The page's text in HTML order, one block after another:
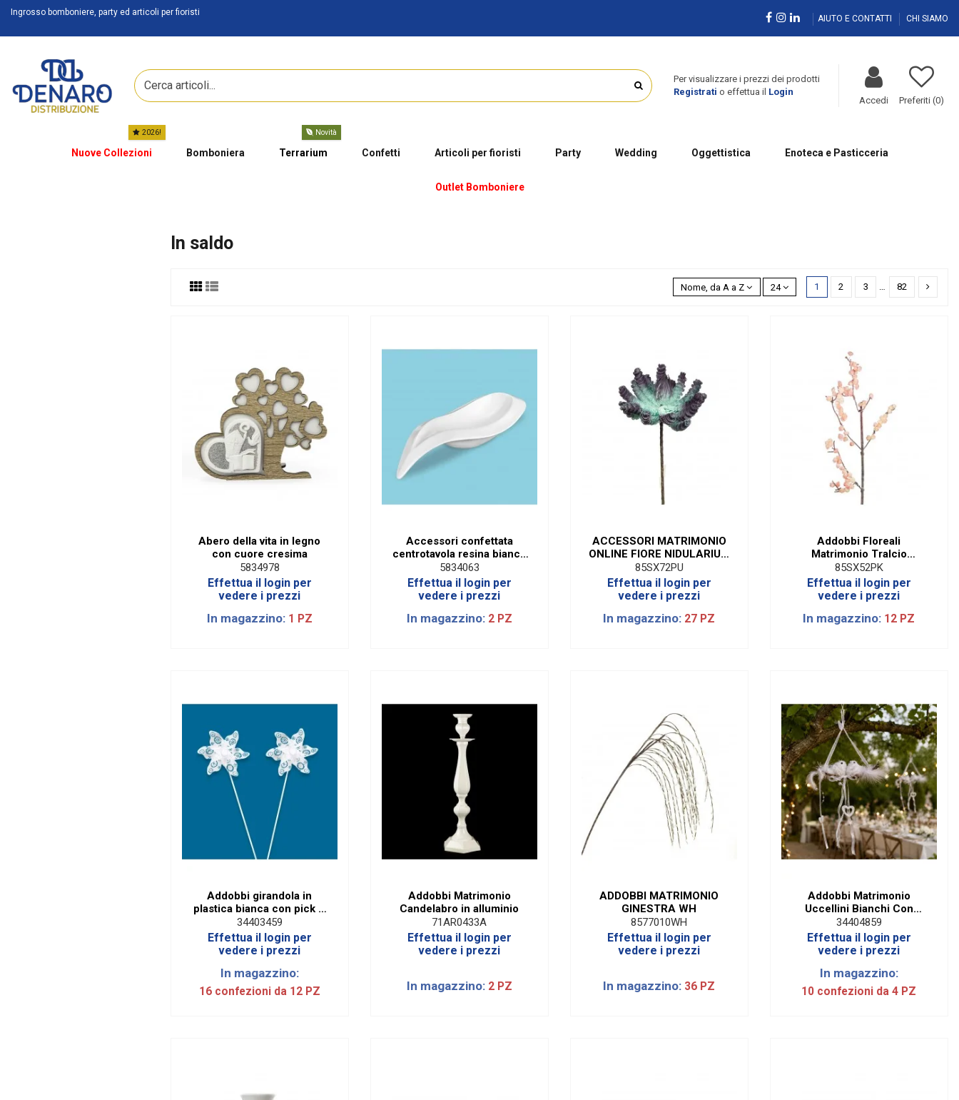
Ingrosso bomboniere, party ed articoli per fioristi
AIUTO E CONTATTI CHI SIAMO
Per visualizzare i prezzi dei prodotti
Registrati o effettua il Login
Accedi Preferiti (0)
Nuove Collezioni
2026!
Bomboniera Terrarium
Novità
Confetti Articoli per fioristi Party Wedding Oggettistica Enoteca e Pasticceria
Outlet Bomboniere
In saldo
Nome, da A a Z 24 1 2 3 … 82
Abero della vita in legno
con cuore cresima
5834978
Effettua il login per
vedere i prezzi
In magazzino: 1 PZ
Accessori confettata
centrotavola resina bianco
L 76 x H 20 cm
5834063
Effettua il login per
vedere i prezzi
In magazzino: 2 PZ
ACCESSORI MATRIMONIO
ONLINE FIORE NIDULARIUM
76 CM PU
85SX72PU
Effettua il login per
vedere i prezzi
In magazzino: 27 PZ
Addobbi Floreali
Matrimonio Tralcio
Roselline | H 120 Cm PK
85SX52PK
Effettua il login per
vedere i prezzi
In magazzino: 12 PZ
Addobbi girandola in
plastica bianca con pick H
pz)
34403459
Effettua il login per
vedere i prezzi
In magazzino:
16 confezioni da 12 PZ
Addobbi Matrimonio
Candelabro in alluminio
71AR0433A
Effettua il login per
vedere i prezzi
In magazzino: 2 PZ
ADDOBBI MATRIMONIO
GINESTRA WH
8577010WH
Effettua il login per
vedere i prezzi
In magazzino: 36 PZ
Addobbi Matrimonio
Uccellini Bianchi Con
Cuore Da Appendere Cm
21X6 (4 PZ)
34404859
Effettua il login per
vedere i prezzi
In magazzino:
10 confezioni da 4 PZ